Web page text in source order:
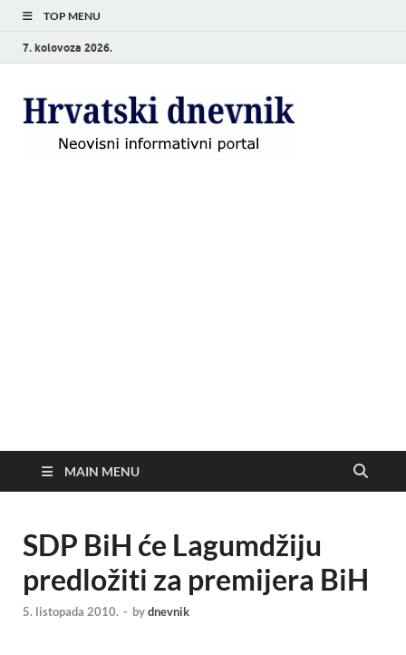
TOP MENU
7. kolovoza 2026.
MAIN MENU
SDP BiH će Lagumdžiju
predložiti za premijera BiH
5. listopada 2010. - bydnevnik